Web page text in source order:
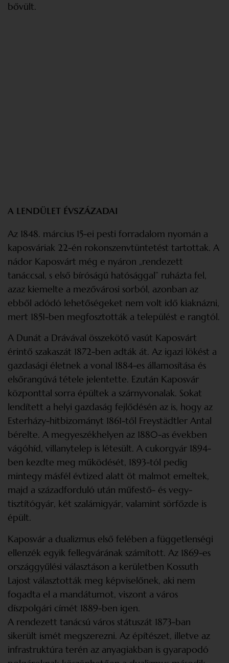
bővült.
A LENDÜLET ÉVSZÁZADAI
Az 1848. március 15-ei pesti forradalom nyomán a
kaposváriak 22-én rokonszenvtüntetést tartottak. A
nádor Kaposvárt még e nyáron „rendezett
tanáccsal, s első bíróságú hatósággal” ruházta fel,
azaz kiemelte a mezővárosi sorból, azonban az
ebből adódó lehetőségeket nem volt idő kiaknázni,
mert 1851-ben megfosztották a települést e rangtól.
A Dunát a Drávával összekötő vasút Kaposvárt
érintő szakaszát 1872-ben adták át. Az igazi lökést a
gazdasági életnek a vonal 1884-es államosítása és
elsőrangúvá tétele jelentette. Ezután Kaposvár
központtal sorra épültek a szárnyvonalak. Sokat
lendített a helyi gazdaság fejlődésén az is, hogy az
Esterházy-hitbizományt 1861-től Freystädtler Antal
bérelte. A megyeszékhelyen az 1880-as években
vágóhíd, villanytelep is létesült. A cukorgyár 1894-
ben kezdte meg működését, 1893-tól pedig
mintegy másfél évtized alatt öt malmot emeltek,
majd a századforduló után műfestő- és vegy-
tisztítógyár, két szalámigyár, valamint sörfőzde is
épült.
Kaposvár a dualizmus első felében a független­ségi
ellenzék egyik fellegvárának számított. Az 1869-es
országgyűlési választáson a kerületben Kossuth
Lajost választották meg képviselőnek, aki nem
fogadta el a mandátumot, viszont a város
díszpolgári címét 1889-ben igen.
A rendezett tanácsú város státuszát 1873-ban
sikerült ismét megszerezni. Az építészet, illetve az
infrastruktúra terén az anyagiakban is gyarapodó